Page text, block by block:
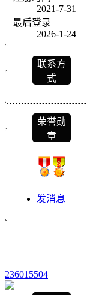
2021-7-31
最后登录
2026-1-24
联系方
式
荣誉勋
章
发消息
236015504